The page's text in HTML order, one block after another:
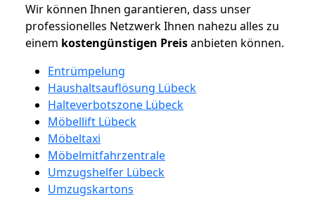
Wir können Ihnen garantieren, dass unser
professionelles Netzwerk Ihnen nahezu alles zu
einem kostengünstigen Preisanbieten können.
Entrümpelung
Haushaltsauflösung Lübeck
Halteverbotszone Lübeck
Möbellift Lübeck
Möbeltaxi
Möbelmitfahrzentrale
Umzugshelfer Lübeck
Umzugskartons